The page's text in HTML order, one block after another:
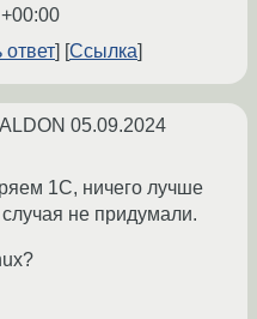
ответ Ссылка
05.09.2024
1С, ничего лучше
не придумали.